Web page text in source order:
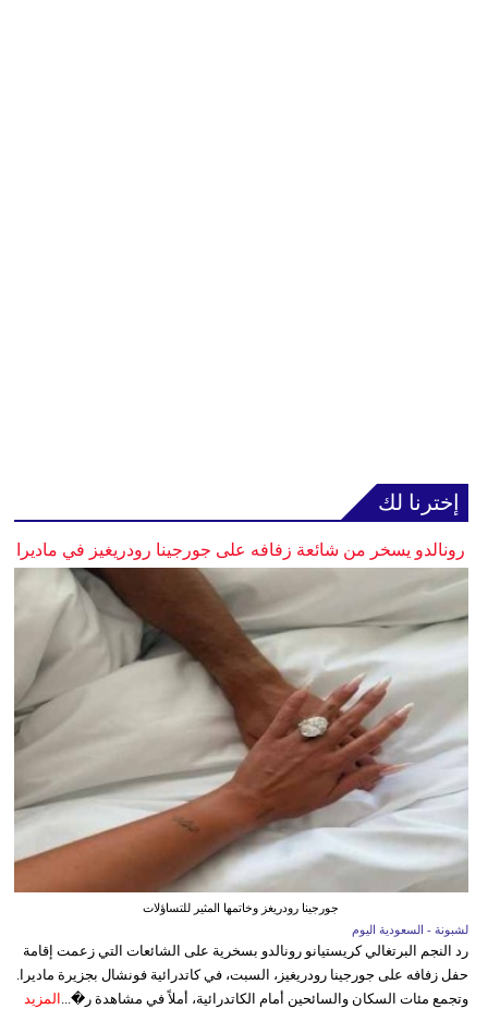
إخترنا لك
رونالدو يسخر من شائعة زفافه على جورجينا رودريغيز في ماديرا
جورجينا رودريغز وخاتمها المثير للتساؤلات
لشبونة - السعودية اليوم
رد النجم البرتغالي كريستيانو رونالدو بسخرية على الشائعات التي زعمت إقامة
حفل زفافه على جورجينا رودريغيز، السبت، في كاتدرائية فونشال بجزيرة ماديرا.
وتجمع مئات السكان والسائحين أمام الكاتدرائية، أملاً في مشاهدة ر�... المزيد